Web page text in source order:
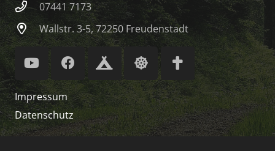
07441 7173
Wallstr. 3-5, 72250 Freudenstadt
Impressum
Datenschutz